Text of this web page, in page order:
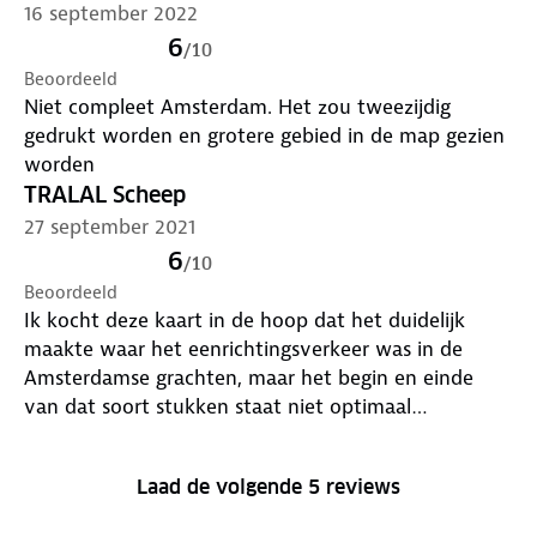
16 september 2022
6/10
Beoordeeld
Niet compleet Amsterdam. Het zou tweezijdig
gedrukt worden en grotere gebied in de map gezien
worden
TRALAL Scheep
27 september 2021
6/10
Beoordeeld
Ik kocht deze kaart in de hoop dat het duidelijk
maakte waar het eenrichtingsverkeer was in de
Amsterdamse grachten, maar het begin en einde
van dat soort stukken staat niet optimaal
waar het precies begint. Ook voer ik bijna een
Laad de volgende 5 reviews